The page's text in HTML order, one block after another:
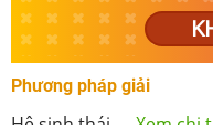
Phương pháp giải